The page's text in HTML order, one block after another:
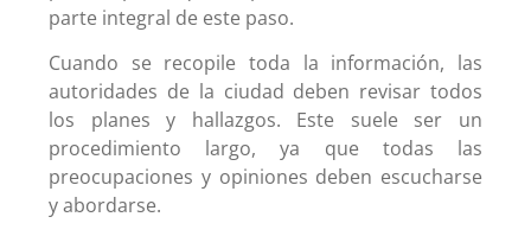
parte integral de este paso.
Cuando se recopile toda la información, las
autoridades de la ciudad deben revisar todos
los planes y hallazgos. Este suele ser un
procedimiento largo, ya que todas las
preocupaciones y opiniones deben escucharse
y abordarse.